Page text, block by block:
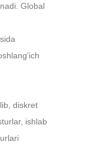
Global
diskret
ishlab